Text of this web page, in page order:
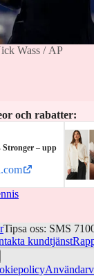
Wass / AP
och rabatter:
Stronger – upp
Tipsa oss: SMS
kundtjänst